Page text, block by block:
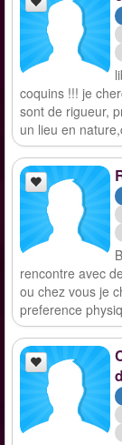
coquins !!! je
sont de rigueur,
un lieu en
rencontre avec
ou chez vous je
preference